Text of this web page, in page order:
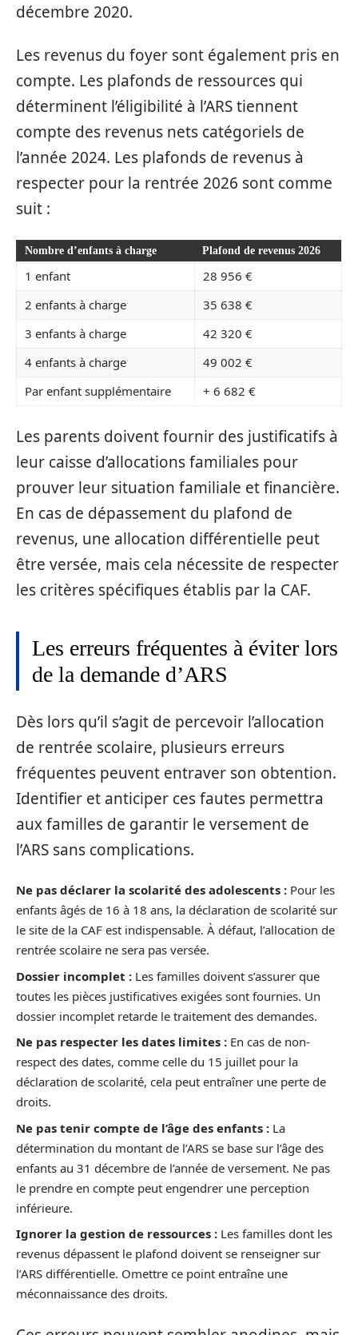
décembre 2020.
Les revenus du foyer sont également pris en
compte. Les plafonds de ressources qui
déterminent l’éligibilité à l’ARS tiennent
compte des revenus nets catégoriels de
l’année 2024. Les plafonds de revenus à
respecter pour la rentrée 2026 sont comme
suit :
Nombre d’enfants à charge Plafond de revenus 2026
1 enfant
28 956 €
2 enfants à charge
35 638 €
3 enfants à charge
42 320 €
4 enfants à charge
49 002 €
Par enfant supplémentaire
+ 6 682 €
Les parents doivent fournir des justificatifs à
leur caisse d’allocations familiales pour
prouver leur situation familiale et financière.
En cas de dépassement du plafond de
revenus, une allocation différentielle peut
être versée, mais cela nécessite de respecter
les critères spécifiques établis par la CAF.
Les erreurs fréquentes à éviter lors
de la demande d’ARS
Dès lors qu’il s’agit de percevoir l’allocation
de rentrée scolaire, plusieurs erreurs
fréquentes peuvent entraver son obtention.
Identifier et anticiper ces fautes permettra
aux familles de garantir le versement de
l’ARS sans complications.
Ne pas déclarer la scolarité des adolescents : Pour les
enfants âgés de 16 à 18 ans, la déclaration de scolarité sur
le site de la CAF est indispensable. À défaut, l’allocation de
rentrée scolaire ne sera pas versée.
Dossier incomplet : Les familles doivent s’assurer que
toutes les pièces justificatives exigées sont fournies. Un
dossier incomplet retarde le traitement des demandes.
Ne pas respecter les dates limites : En cas de non-
respect des dates, comme celle du 15 juillet pour la
déclaration de scolarité, cela peut entraîner une perte de
droits.
Ne pas tenir compte de l’âge des enfants : La
détermination du montant de l’ARS se base sur l’âge des
enfants au 31 décembre de l’année de versement. Ne pas
le prendre en compte peut engendrer une perception
inférieure.
Ignorer la gestion de ressources : Les familles dont les
revenus dépassent le plafond doivent se renseigner sur
l’ARS différentielle. Omettre ce point entraîne une
méconnaissance des droits.